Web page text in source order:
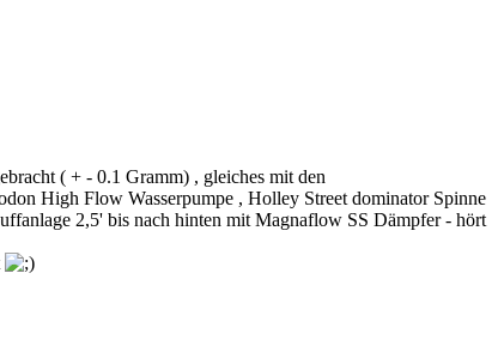
( + - 0.1 Gramm) , gleiches mit den
High Flow Wasserpumpe , Holley Street dominator Spinne
2,5' bis nach hinten mit Magnaflow SS Dämpfer - hört